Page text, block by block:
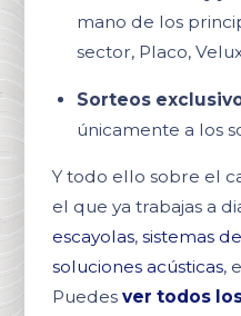
mano de los
sector, Placo,
Sorteos
únicamente a los
Y todo ello sobre el
el que ya trabajas a
escayolas,sistemas
soluciones acústicas,
Puedesver todos